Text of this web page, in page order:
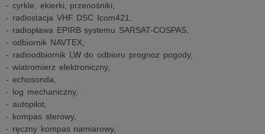
- cyrkle, ekierki, przenośniki,
- radiostacja VHF DSC Icom421,
- radiopława EPIRB systemu SARSAT-COSPAS,
- odbiornik NAVTEX,
- radioodbiornik LW do odbioru prognoz pogody,
- wiatromierz elektroniczny,
- echosonda,
- log mechaniczny,
- autopilot,
- kompas sterowy,
- ręczny kompas namiarowy,